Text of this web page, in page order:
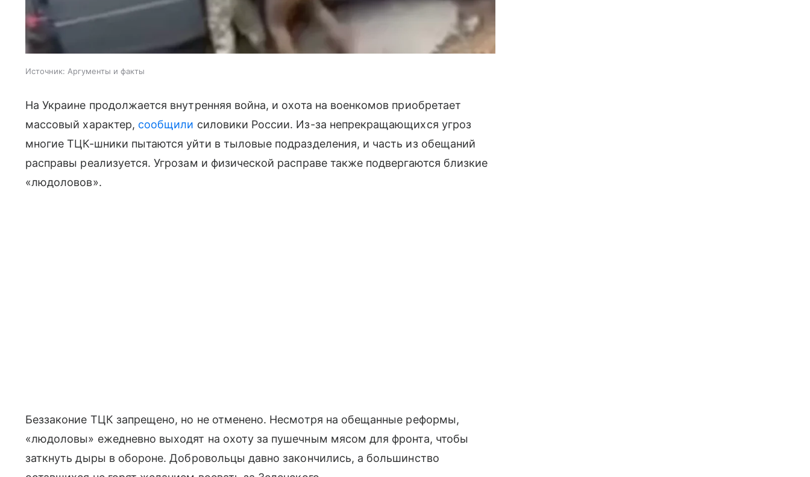
Источник: Аргументы и факты
На Украине продолжается внутренняя война, и охота на военкомов приобретает
массовый характер, сообщили силовики России. Из-за непрекращающихся угроз
многие ТЦК-шники пытаются уйти в тыловые подразделения, и часть из обещаний
расправы реализуется. Угрозам и физической расправе также подвергаются близкие
«людоловов».
Беззаконие ТЦК запрещено, но не отменено. Несмотря на обещанные реформы,
«людоловы» ежедневно выходят на охоту за пушечным мясом для фронта, чтобы
заткнуть дыры в обороне. Добровольцы давно закончились, а большинство